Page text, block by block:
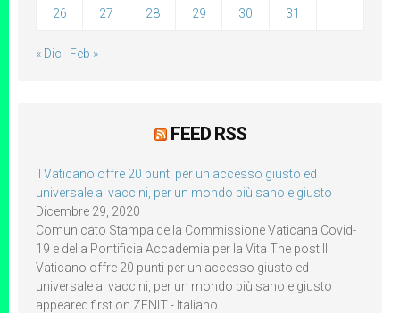
26 27 28 29 30 31
« Dic Feb »
FEED RSS
Il Vaticano offre 20 punti per un accesso giusto ed
universale ai vaccini, per un mondo più sano e giusto
Dicembre 29, 2020
Comunicato Stampa della Commissione Vaticana Covid-
19 e della Pontificia Accademia per la Vita The post Il
Vaticano offre 20 punti per un accesso giusto ed
universale ai vaccini, per un mondo più sano e giusto
appeared first on ZENIT - Italiano.